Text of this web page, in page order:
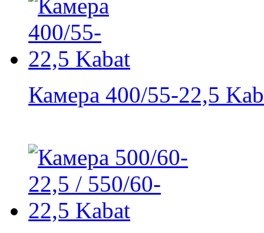
Камера 400/55-22,5